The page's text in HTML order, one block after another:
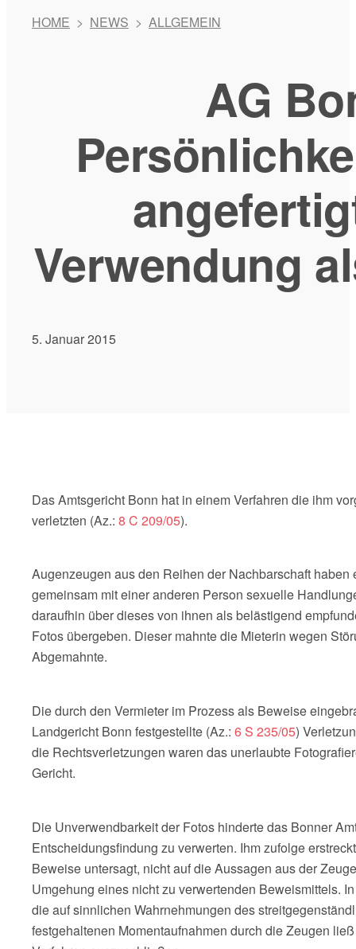
HOME > NEWS > ALLGEMEIN
AG
Verwendung
5. Januar 2015
Das Amtsgericht Bonn hat in einem Verfahren die ihm
verletzten (Az.: 8 C 209/05).
Augenzeugen aus den Reihen der Nachbarschaft
gemeinsam mit einer anderen Person sexuelle
daraufhin über dieses von ihnen als belästigend
Fotos übergeben. Dieser mahnte die Mieterin wegen
Abgemahnte.
Die durch den Vermieter im Prozess als Beweise
Landgericht Bonn festgestellte (Az.: 6 S 235/05)
die Rechtsverletzungen waren das unerlaubte
Gericht.
Die Unverwendbarkeit der Fotos hinderte das Bonner
Entscheidungsfindung zu verwerten. Ihm zufolge
Beweise untersagt, nicht auf die Aussagen aus der
Umgehung eines nicht zu verwertenden Beweismittels.
die auf sinnlichen Wahrnehmungen des
festgehaltenen Momentaufnahmen durch die Zeugen